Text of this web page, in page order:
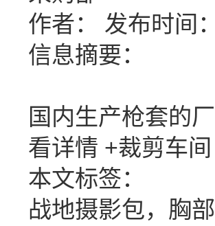
作者：
发布时间
信息摘要：
国内生产枪套的
看详情 +裁剪车间
本文标签：
战地摄影包，胸